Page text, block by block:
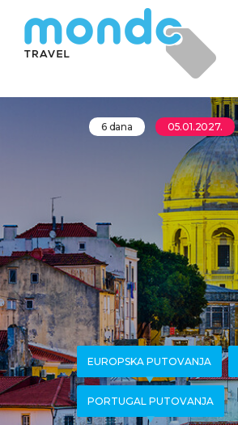
6 dana 05.01.2027.
EUROPSKA PUTOVANJA
PORTUGAL PUTOVANJA